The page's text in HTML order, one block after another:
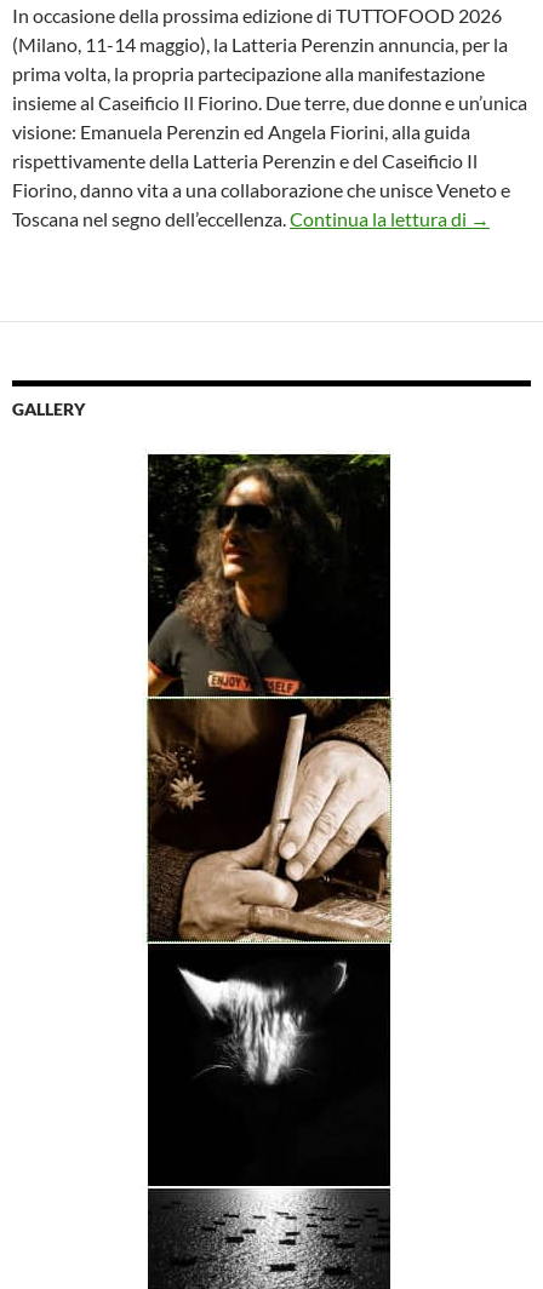
In occasione della prossima edizione di TUTTOFOOD 2026
(Milano, 11-14 maggio), la Latteria Perenzin annuncia, per la
prima volta, la propria partecipazione alla manifestazione
insieme al Caseificio Il Fiorino. Due terre, due donne e un’unica
visione: Emanuela Perenzin ed Angela Fiorini, alla guida
rispettivamente della Latteria Perenzin e del Caseificio Il
Fiorino, danno vita a una collaborazione che unisce Veneto e
Toscana nel segno dell’eccellenza.Continua la lettura di →
GALLERY